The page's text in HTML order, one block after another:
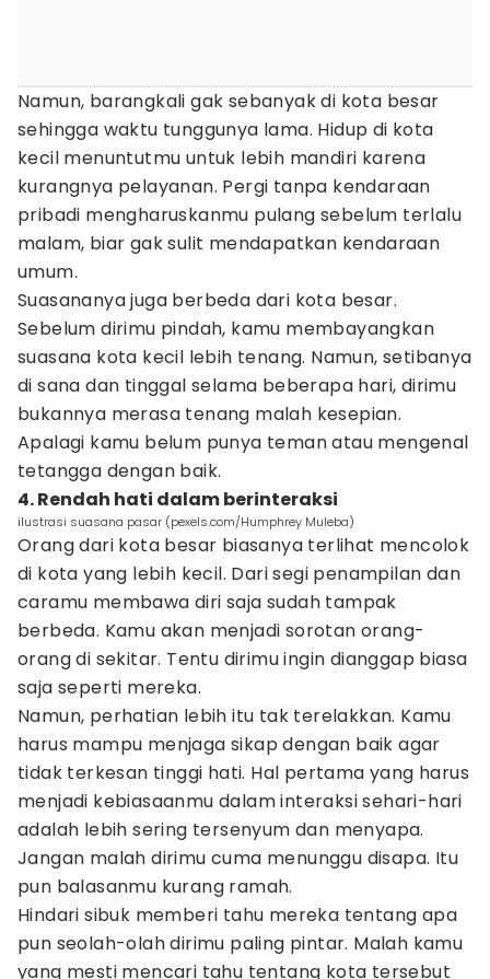
Namun, barangkali gak sebanyak di kota besar
sehingga waktu tunggunya lama. Hidup di kota
kecil menuntutmu untuk lebih mandiri karena
kurangnya pelayanan. Pergi tanpa kendaraan
pribadi mengharuskanmu pulang sebelum terlalu
malam, biar gak sulit mendapatkan kendaraan
umum.
Suasananya juga berbeda dari kota besar.
Sebelum dirimu pindah, kamu membayangkan
suasana kota kecil lebih tenang. Namun, setibanya
di sana dan tinggal selama beberapa hari, dirimu
bukannya merasa tenang malah kesepian.
Apalagi kamu belum punya teman atau mengenal
tetangga dengan baik.
4. Rendah hati dalam berinteraksi
ilustrasi suasana pasar (pexels.com/Humphrey Muleba)
Orang dari kota besar biasanya terlihat mencolok
di kota yang lebih kecil. Dari segi penampilan dan
caramu membawa diri saja sudah tampak
berbeda. Kamu akan menjadi sorotan orang-
orang di sekitar. Tentu dirimu ingin dianggap biasa
saja seperti mereka.
Namun, perhatian lebih itu tak terelakkan. Kamu
harus mampu menjaga sikap dengan baik agar
tidak terkesan tinggi hati. Hal pertama yang harus
menjadi kebiasaanmu dalam interaksi sehari-hari
adalah lebih sering tersenyum dan menyapa.
Jangan malah dirimu cuma menunggu disapa. Itu
pun balasanmu kurang ramah.
Hindari sibuk memberi tahu mereka tentang apa
pun seolah-olah dirimu paling pintar. Malah kamu
yang mesti mencari tahu tentang kota tersebut